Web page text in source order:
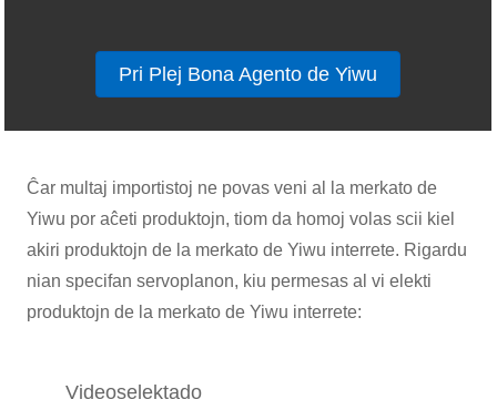
Pri Plej Bona Agento de Yiwu
Ĉar multaj importistoj ne povas veni al la merkato de
Yiwu por aĉeti produktojn, tiom da homoj volas scii kiel
akiri produktojn de la merkato de Yiwu interrete. Rigardu
nian specifan servoplanon, kiu permesas al vi elekti
produktojn de la merkato de Yiwu interrete:
Videoselektado